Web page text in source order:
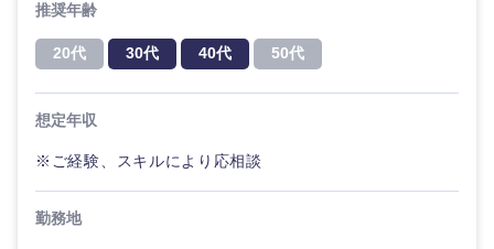
推奨年齢
20代 30代 40代 50代
想定年収
※ご経験、スキルにより応相談
勤務地